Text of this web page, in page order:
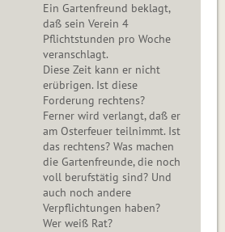
Ein Gartenfreund beklagt,
daß sein Verein 4
Pflichtstunden pro Woche
veranschlagt.
Diese Zeit kann er nicht
erübrigen. Ist diese
Forderung rechtens?
Ferner wird verlangt, daß er
am Osterfeuer teilnimmt. Ist
das rechtens? Was machen
die Gartenfreunde, die noch
voll berufstätig sind? Und
auch noch andere
Verpflichtungen haben?
Wer weiß Rat?